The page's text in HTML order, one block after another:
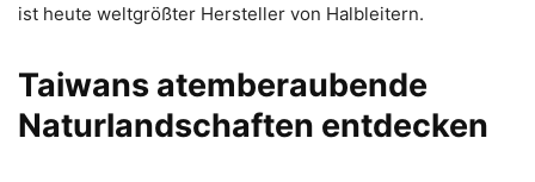
ist heute weltgrößter Hersteller von Halbleitern.
Taiwans atemberaubende
Naturlandschaften entdecken